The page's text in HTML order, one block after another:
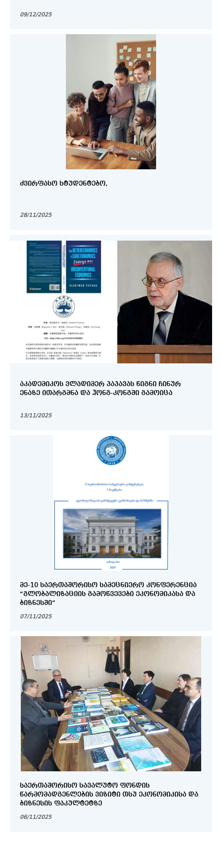
09/12/2025
ᲫᲕᲘᲠᲤᲐᲡᲝ ᲡᲢᲣᲓᲔᲜᲢᲔᲑᲝ,
28/11/2025
ᲐᲙᲐᲓᲔᲛᲘᲙᲝᲡ ᲕᲚᲐᲓᲘᲛᲔᲠ ᲞᲐᲞᲐᲕᲐᲡ ᲬᲘᲒᲜᲘ ᲩᲘᲜᲣᲠ
ᲔᲜᲐᲖᲔ ᲘᲗᲐᲠᲒᲛᲜᲐ ᲓᲐ ᲰᲝᲜᲒ-ᲙᲝᲜᲒᲨᲘ ᲒᲐᲛᲝᲘᲪᲐ
13/11/2025
ᲛᲔ-10 ᲡᲐᲔᲠᲗᲐᲨᲝᲠᲘᲡᲝ ᲡᲐᲛᲔᲪᲜᲘᲔᲠᲝ ᲙᲝᲜᲤᲔᲠᲔᲜᲪᲘᲐ
“ᲒᲚᲝᲑᲐᲚᲘᲖᲐᲪᲘᲘᲡ ᲒᲐᲛᲝᲬᲕᲔᲕᲔᲑᲘ ᲔᲙᲝᲜᲝᲛᲘᲙᲐᲡᲐ ᲓᲐ
ᲑᲘᲖᲜᲔᲡᲨᲘ”
07/11/2025
ᲡᲐᲔᲠᲗᲐᲨᲝᲠᲘᲡᲝ ᲡᲐᲕᲐᲚᲣᲢᲝ ᲤᲝᲜᲓᲘᲡ
ᲬᲐᲠᲛᲝᲛᲐᲓᲒᲔᲜᲚᲔᲑᲘᲡ ᲕᲘᲖᲘᲢᲘ ᲗᲡᲣ ᲔᲙᲝᲜᲝᲛᲘᲙᲘᲡᲐ ᲓᲐ
ᲑᲘᲖᲜᲔᲡᲘᲡ ᲤᲐᲙᲣᲚᲢᲔᲢᲖᲔ
06/11/2025